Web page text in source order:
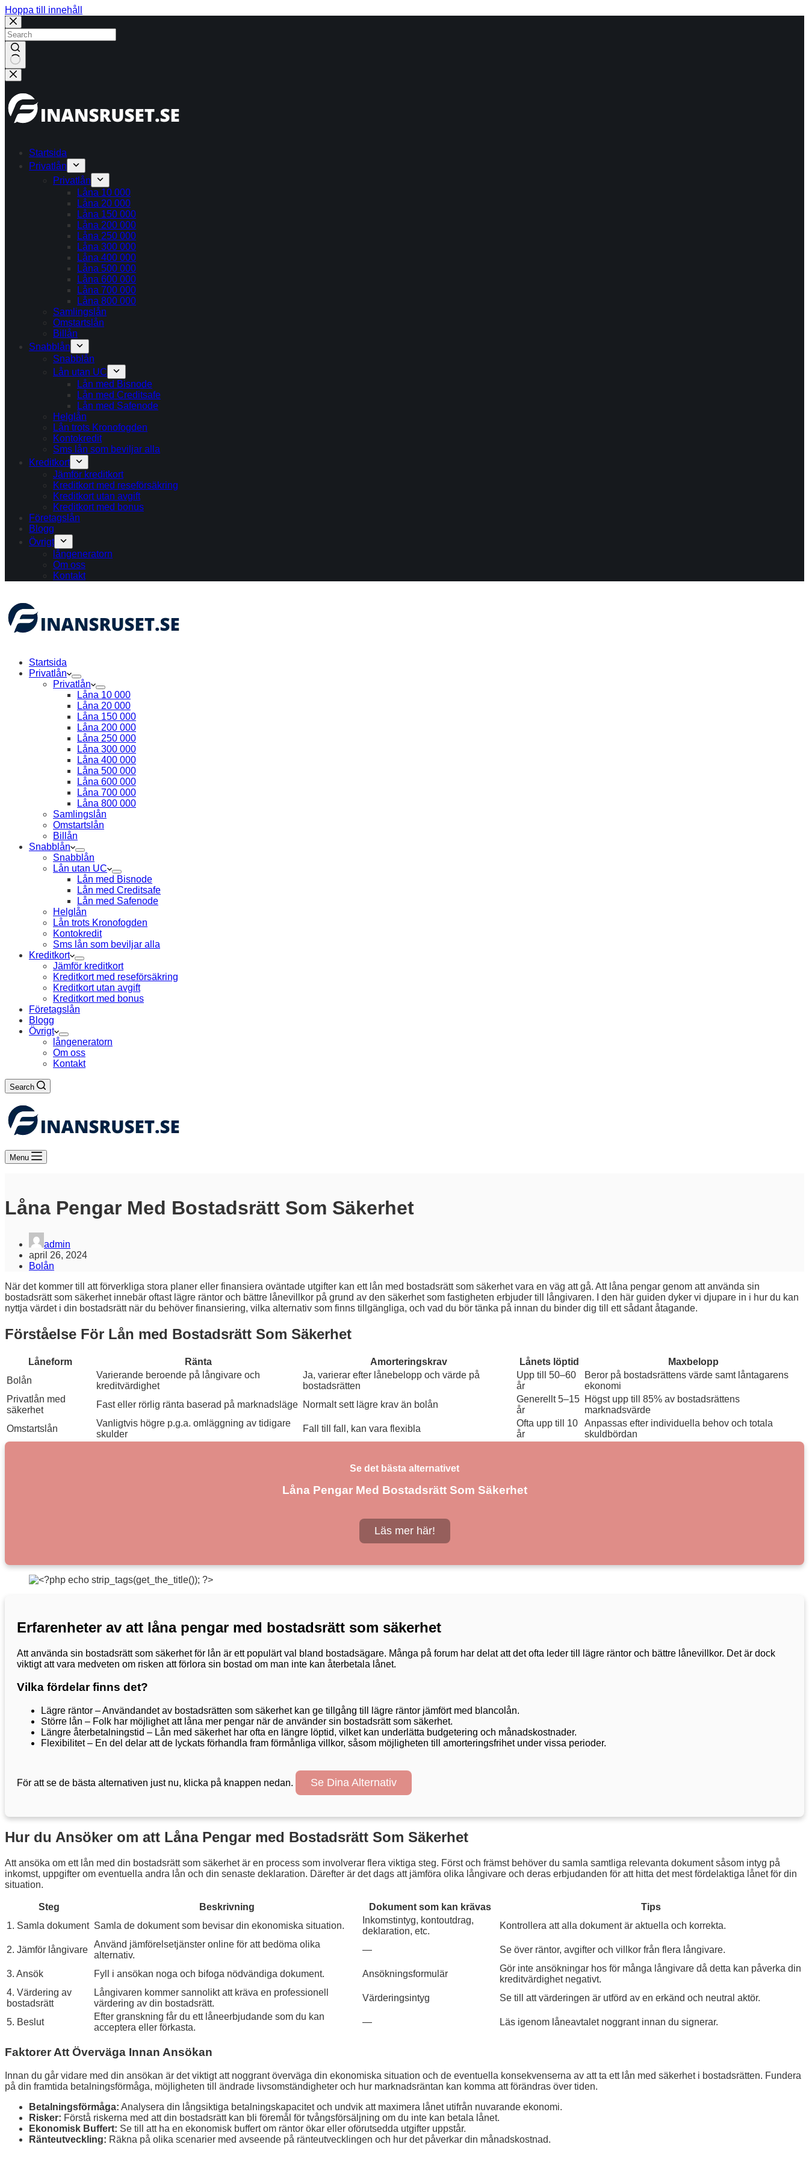
Hoppa till innehåll
Inga
resultat
Startsida
Privatlån
Privatlån
Låna 10 000
Låna 20 000
Låna 150 000
Låna 200 000
Låna 250 000
Låna 300 000
Låna 400 000
Låna 500 000
Låna 600 000
Låna 700 000
Låna 800 000
Samlingslån
Omstartslån
Billån
Snabblån
Snabblån
Lån utan UC
Lån med Bisnode
Lån med Creditsafe
Lån med Safenode
Helglån
Lån trots Kronofogden
Kontokredit
Sms lån som beviljar alla
Kreditkort
Jämför kreditkort
Kreditkort med reseförsäkring
Kreditkort utan avgift
Kreditkort med bonus
Företagslån
Blogg
Övrigt
långeneratorn
Om oss
Kontakt
Startsida
Privatlån
Privatlån
Låna 10 000
Låna 20 000
Låna 150 000
Låna 200 000
Låna 250 000
Låna 300 000
Låna 400 000
Låna 500 000
Låna 600 000
Låna 700 000
Låna 800 000
Samlingslån
Omstartslån
Billån
Snabblån
Snabblån
Lån utan UC
Lån med Bisnode
Lån med Creditsafe
Lån med Safenode
Helglån
Lån trots Kronofogden
Kontokredit
Sms lån som beviljar alla
Kreditkort
Jämför kreditkort
Kreditkort med reseförsäkring
Kreditkort utan avgift
Kreditkort med bonus
Företagslån
Blogg
Övrigt
långeneratorn
Om oss
Kontakt
Search
Menu
Låna Pengar Med Bostadsrätt Som Säkerhet
admin
april 26, 2024
Bolån
När det kommer till att förverkliga stora planer eller finansiera oväntade utgifter kan ett lån med bostadsrätt som säkerhet vara en väg att gå. Att låna pengar genom att använda sin
bostadsrätt som säkerhet innebär oftast lägre räntor och bättre lånevillkor på grund av den säkerhet som fastigheten erbjuder till långivaren. I den här guiden dyker vi djupare in i hur du kan
nyttja värdet i din bostadsrätt när du behöver finansiering, vilka alternativ som finns tillgängliga, och vad du bör tänka på innan du binder dig till ett sådant åtagande.
Förståelse För Lån med Bostadsrätt Som Säkerhet
Låneform Ränta Amorteringskrav Lånets löptid
Maxbelopp
Bolån
Varierande beroende på långivare och
kreditvärdighet
Ja, varierar efter lånebelopp och värde på
bostadsrätten
Upp till 50–60
år
Beror på bostadsrättens värde samt låntagarens
ekonomi
Privatlån med
säkerhet
Fast eller rörlig ränta baserad på marknadsläge Normalt sett lägre krav än bolån
Generellt 5–15
år
Högst upp till 85% av bostadsrättens
marknadsvärde
Omstartslån
Vanligtvis högre p.g.a. omläggning av tidigare
skulder
Fall till fall, kan vara flexibla
Ofta upp till 10
år
Anpassas efter individuella behov och totala
skuldbördan
Se det bästa alternativet
Låna Pengar Med Bostadsrätt Som Säkerhet
Läs mer här!
Erfarenheter av att låna pengar med bostadsrätt som säkerhet
Att använda sin bostadsrätt som säkerhet för lån är ett populärt val bland bostadsägare. Många på forum har delat att det ofta leder till lägre räntor och bättre lånevillkor. Det är dock
viktigt att vara medveten om risken att förlora sin bostad om man inte kan återbetala lånet.
Vilka fördelar finns det?
Lägre räntor – Användandet av bostadsrätten som säkerhet kan ge tillgång till lägre räntor jämfört med blancolån.
Större lån – Folk har möjlighet att låna mer pengar när de använder sin bostadsrätt som säkerhet.
Längre återbetalningstid – Lån med säkerhet har ofta en längre löptid, vilket kan underlätta budgetering och månadskostnader.
Flexibilitet – En del delar att de lyckats förhandla fram förmånliga villkor, såsom möjligheten till amorteringsfrihet under vissa perioder.
För att se de bästa alternativen just nu, klicka på knappen nedan. Se Dina Alternativ
Hur du Ansöker om att Låna Pengar med Bostadsrätt Som Säkerhet
Att ansöka om ett lån med din bostadsrätt som säkerhet är en process som involverar flera viktiga steg. Först och främst behöver du samla samtliga relevanta dokument såsom intyg på
inkomst, uppgifter om eventuella andra lån och din senaste deklaration. Därefter är det dags att jämföra olika långivare och deras erbjudanden för att hitta det mest fördelaktiga lånet för din
situation.
Steg Beskrivning Dokument som kan krävas
Tips
1. Samla dokument Samla de dokument som bevisar din ekonomiska situation.
Inkomstintyg, kontoutdrag,
deklaration, etc.
Kontrollera att alla dokument är aktuella och korrekta.
2. Jämför långivare
Använd jämförelsetjänster online för att bedöma olika
alternativ.
— Se över räntor, avgifter och villkor från flera långivare.
3. Ansök Fyll i ansökan noga och bifoga nödvändiga dokument. Ansökningsformulär
Gör inte ansökningar hos för många långivare då detta kan påverka din
kreditvärdighet negativt.
4. Värdering av
bostadsrätt
Långivaren kommer sannolikt att kräva en professionell
värdering av din bostadsrätt.
Värderingsintyg Se till att värderingen är utförd av en erkänd och neutral aktör.
5. Beslut
Efter granskning får du ett låneerbjudande som du kan
acceptera eller förkasta.
— Läs igenom låneavtalet noggrant innan du signerar.
Faktorer Att Överväga Innan Ansökan
Innan du går vidare med din ansökan är det viktigt att noggrant överväga din ekonomiska situation och de eventuella konsekvenserna av att ta ett lån med säkerhet i bostadsrätten. Fundera
på din framtida betalningsförmåga, möjligheten till ändrade livsomständigheter och hur marknadsräntan kan komma att förändras över tiden.
Betalningsförmåga: Analysera din långsiktiga betalningskapacitet och undvik att maximera lånet utifrån nuvarande ekonomi.
Risker: Förstå riskerna med att din bostadsrätt kan bli föremål för tvångsförsäljning om du inte kan betala lånet.
Ekonomisk Buffert: Se till att ha en ekonomisk buffert om räntor ökar eller oförutsedda utgifter uppstår.
Ränteutveckling: Räkna på olika scenarier med avseende på ränteutvecklingen och hur det påverkar din månadskostnad.